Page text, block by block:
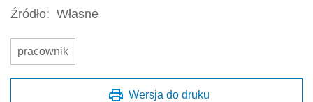
Źródło: Własne
pracownik
Wersja do druku